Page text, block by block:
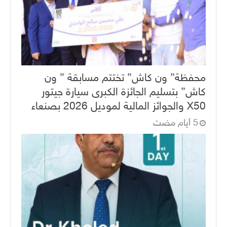
محفظة” ون كاش” تختتم مسابقة ” ون
كاش” بتسليم الجائزة الكبرى سيارة جيتور
X50 والجوائز المالية لموديل 2026 بصنعاء